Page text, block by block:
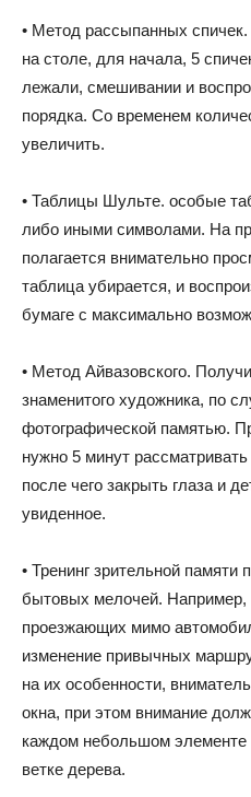
• Метод рассыпанных
на столе, для начала, 5
лежали, смешивании и
порядка. Со временем
увеличить.
• Таблицы Шульте. особые
либо иными символами. На
полагается внимательно
таблица убирается, и
бумаге с максимально
• Метод Айвазовского.
знаменитого художника, по
фотографической памятью.
нужно 5 минут
после чего закрыть глаза и
увиденное.
• Тренинг зрительной памяти
бытовых мелочей. Например,
проезжающих мимо
изменение привычных
на их особенности,
окна, при этом внимание
каждом небольшом элементе
ветке дерева.